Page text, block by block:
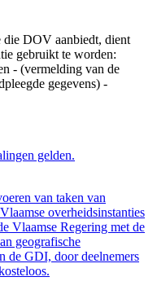
DOV aanbiedt, dient
gebruikt te worden:
- (vermelding van de
gegevens) -
gelden.
van taken van
overheidsinstanties
Vlaamse Regering met de
geografische
de GDI, door deelnemers